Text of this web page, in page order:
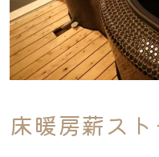
床暖房薪ス